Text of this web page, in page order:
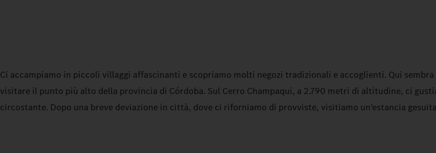
Ci accampiamo in piccoli villaggi affascinanti e scopriamo molti negozi tradizionali e accoglienti. Qui
visitare il punto più alto della provincia di Córdoba. Sul Cerro Champaqui, a 2.790 metri di altitudine, ci
circostante. Dopo una breve deviazione in città, dove ci riforniamo di provviste, visitiamo un’estancia